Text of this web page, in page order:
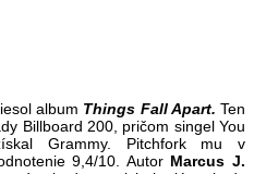
album Things Fall Apart. Ten
Billboard 200, pričom singel You
Grammy. Pitchfork mu v
9,4/10. Autor Marcus J.